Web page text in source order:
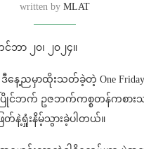
written by MLAT
ာ ၂၀၊ ၂၀၂၄။
ညမှာထိုးသတ်ခဲ့တဲ့ One Friday
င်ဘက် ဥဇဘက်ကစ္စတန်ကစားသမ
ရှုံးနိမ့်သွားခဲ့ပါတယ်။